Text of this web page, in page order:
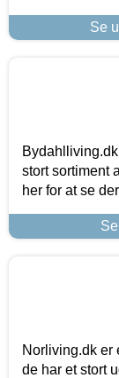
Se
stort sortiment
her for at se
Norliving.dk er
de har et stort